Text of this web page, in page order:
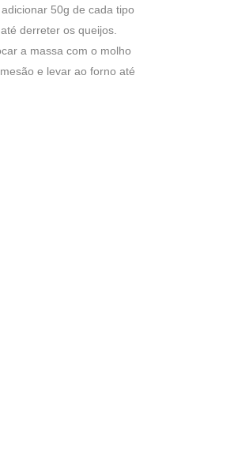
50g de cada tipo
derreter os queijos.
a massa com o molho
e levar ao forno até